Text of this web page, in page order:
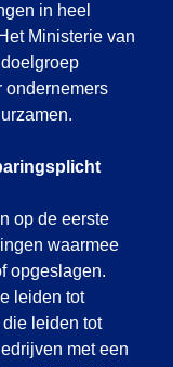
in heel
Ministerie van
ondernemers
op de eerste
waarmee
opgeslagen.
leiden tot
leiden tot
met een